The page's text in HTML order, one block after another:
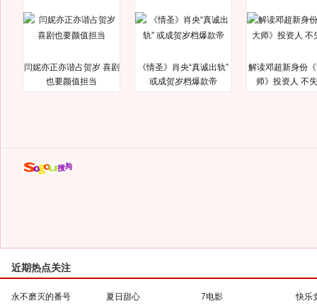
闫妮亦正亦谐占贺岁 喜剧
也要颜值担当
《情圣》肖央“真诚出轨”
或成贺岁档爆款帝
解读邓超新身份
师》投资人 不
近期热点关注
永不磨灭的番号 夏日甜心 7电影
快乐